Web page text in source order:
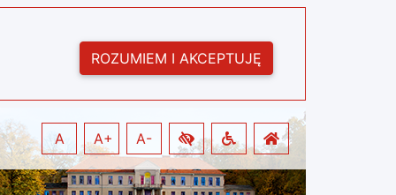
ROZUMIEM I AKCEPTUJĘ
A A+ A-